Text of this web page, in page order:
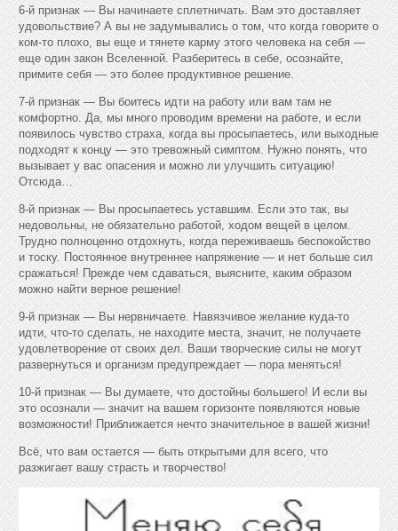
6-й признак — Вы начинаете сплетничать. Вам это доставляет
удовольствие? А вы не задумывались о том, что когда говорите о
ком-то плохо, вы еще и тянете карму этого человека на себя —
еще один закон Вселенной. Разберитесь в себе, осознайте,
примите себя — это более продуктивное решение.
7-й признак — Вы боитесь идти на работу или вам там не
комфортно. Да, мы много проводим времени на работе, и если
появилось чувство страха, когда вы просыпаетесь, или выходные
подходят к концу — это тревожный симптом. Нужно понять, что
вызывает у вас опасения и можно ли улучшить ситуацию!
Отсюда…
8-й признак — Вы просыпаетесь уставшим. Если это так, вы
недовольны, не обязательно работой, ходом вещей в целом.
Трудно полноценно отдохнуть, когда переживаешь беспокойство
и тоску. Постоянное внутреннее напряжение — и нет больше сил
сражаться! Прежде чем сдаваться, выясните, каким образом
можно найти верное решение!
9-й признак — Вы нервничаете. Навязчивое желание куда-то
идти, что-то сделать, не находите места, значит, не получаете
удовлетворение от своих дел. Ваши творческие силы не могут
развернуться и организм предупреждает — пора меняться!
10-й признак — Вы думаете, что достойны большего! И если вы
это осознали — значит на вашем горизонте появляются новые
возможности! Приближается нечто значительное в вашей жизни!
Всё, что вам остается — быть открытыми для всего, что
разжигает вашу страсть и творчество!